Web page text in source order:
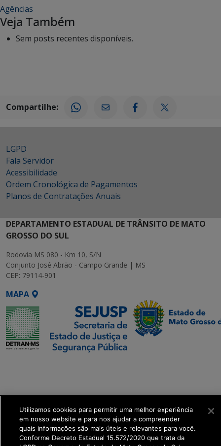
Agências
Veja Também
Sem posts recentes disponíveis.
Compartilhe:
LGPD
Fala Servidor
Acessibilidade
Ordem Cronológica de Pagamentos
Planos de Contratações Anuais
DEPARTAMENTO ESTADUAL DE TRÂNSITO DE MATO
GROSSO DO SUL
Rodovia MS 080 - Km 10, S/N
Conjunto José Abrão - Campo Grande | MS
CEP: 79114-901
MAPA
get_footer();
Utilizamos cookies para permitir uma melhor experiência
em nosso website e para nos ajudar a compreender
quais informações são mais úteis e relevantes para você.
Conforme Decreto Estadual 15.572/2020 que trata da